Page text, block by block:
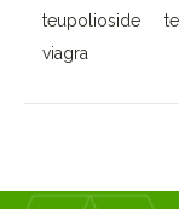
teupolioside
viagra